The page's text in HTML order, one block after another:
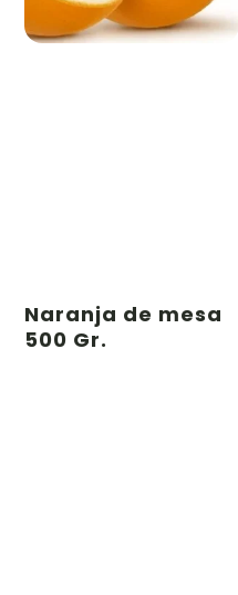
Naranja de mesa
500 Gr.